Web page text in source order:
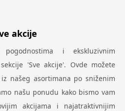
akcije
i ekskluzivnim
'Sve akcije'. Ovde možete
našeg asortimana po sniženim
našu ponudu kako bismo vam
akcijama i najatraktivnijim